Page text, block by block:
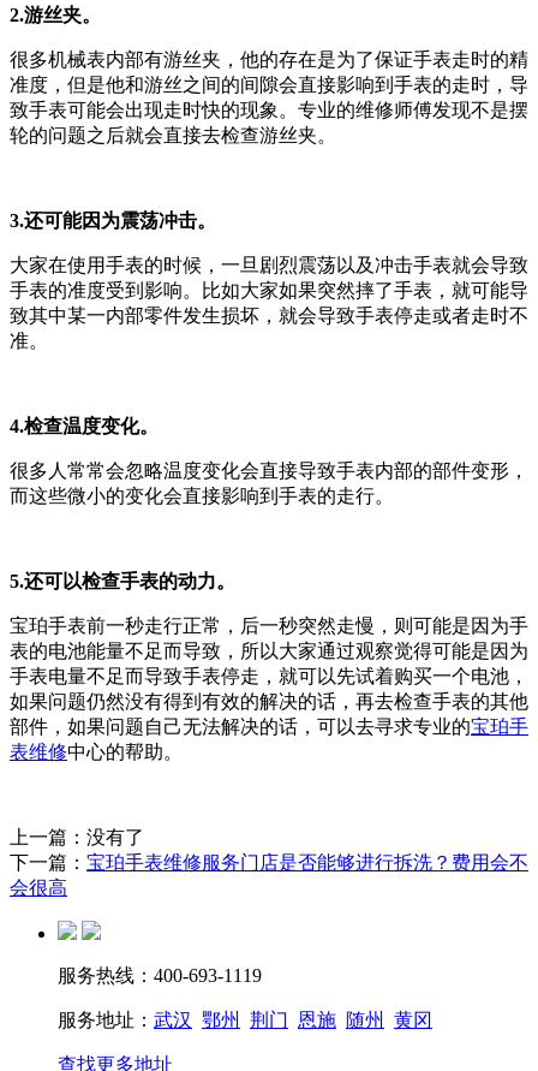
2.游丝夹。
很多机械表内部有游丝夹，他的存在是为了保证手表走时的精
准度，但是他和游丝之间的间隙会直接影响到手表的走时，导
致手表可能会出现走时快的现象。专业的维修师傅发现不是摆
轮的问题之后就会直接去检查游丝夹。
3.还可能因为震荡冲击。
大家在使用手表的时候，一旦剧烈震荡以及冲击手表就会导致
手表的准度受到影响。比如大家如果突然摔了手表，就可能导
致其中某一内部零件发生损坏，就会导致手表停走或者走时不
准。
4.检查温度变化。
很多人常常会忽略温度变化会直接导致手表内部的部件变形，
而这些微小的变化会直接影响到手表的走行。
5.还可以检查手表的动力。
宝珀手表前一秒走行正常，后一秒突然走慢，则可能是因为手
表的电池能量不足而导致，所以大家通过观察觉得可能是因为
手表电量不足而导致手表停走，就可以先试着购买一个电池，
如果问题仍然没有得到有效的解决的话，再去检查手表的其他
部件，如果问题自己无法解决的话，可以去寻求专业的宝珀手
表维修中心的帮助。
上一篇：没有了
下一篇： 宝珀手表维修服务门店是否能够进行拆洗？费用会不
会很高
服务热线：400-693-1119
服务地址： 武汉 鄂州 荆门 恩施 随州 黄冈
查找更多地址